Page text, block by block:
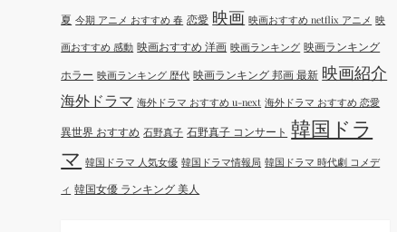
夏 今期 アニメ おすすめ 春 恋愛 映画 映画おすすめ netflix アニメ 映
画おすすめ 感動 映画おすすめ 洋画 映画ランキング 映画ランキング
ホラー 映画ランキング 歴代 映画ランキング 邦画 最新 映画紹介
海外ドラマ 海外ドラマ おすすめ u-next 海外ドラマ おすすめ 恋愛
異世界 おすすめ 石野真子 石野真子 コンサート 韓国ドラ
マ 韓国ドラマ 人気女優 韓国ドラマ情報局 韓国ドラマ 時代劇 コメデ
ィ 韓国女優 ランキング 美人